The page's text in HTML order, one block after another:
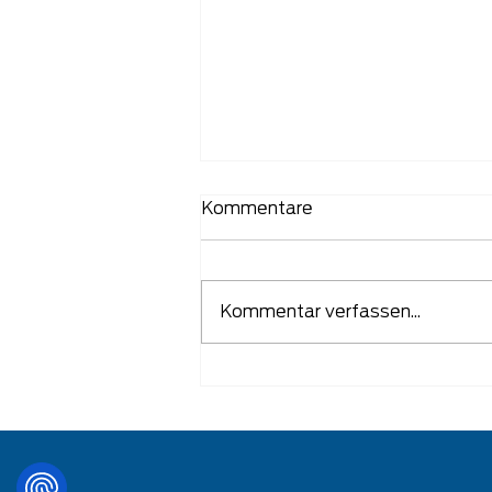
Kommentare
Kommentar verfassen...